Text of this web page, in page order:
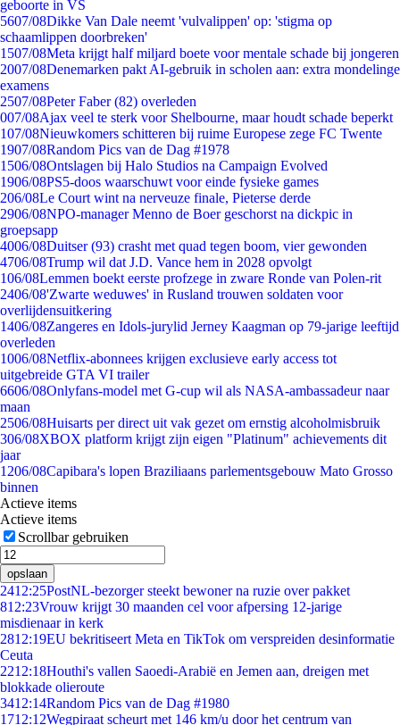
geboorte in VS
5607/08Dikke Van Dale neemt 'vulvalippen' op: 'stigma op
schaamlippen doorbreken'
1507/08Meta krijgt half miljard boete voor mentale schade bij jongeren
2007/08Denemarken pakt AI-gebruik in scholen aan: extra mondelinge
examens
2507/08Peter Faber (82) overleden
007/08Ajax veel te sterk voor Shelbourne, maar houdt schade beperkt
107/08Nieuwkomers schitteren bij ruime Europese zege FC Twente
1907/08Random Pics van de Dag #1978
1506/08Ontslagen bij Halo Studios na Campaign Evolved
1906/08PS5-doos waarschuwt voor einde fysieke games
206/08Le Court wint na nerveuze finale, Pieterse derde
2906/08NPO-manager Menno de Boer geschorst na dickpic in
groepsapp
4006/08Duitser (93) crasht met quad tegen boom, vier gewonden
4706/08Trump wil dat J.D. Vance hem in 2028 opvolgt
106/08Lemmen boekt eerste profzege in zware Ronde van Polen-rit
2406/08'Zwarte weduwes' in Rusland trouwen soldaten voor
overlijdensuitkering
1406/08Zangeres en Idols-jurylid Jerney Kaagman op 79-jarige leeftijd
overleden
1006/08Netflix-abonnees krijgen exclusieve early access tot
uitgebreide GTA VI trailer
6606/08Onlyfans-model met G-cup wil als NASA-ambassadeur naar
maan
2506/08Huisarts per direct uit vak gezet om ernstig alcoholmisbruik
306/08XBOX platform krijgt zijn eigen "Platinum" achievements dit
jaar
1206/08Capibara's lopen Braziliaans parlementsgebouw Mato Grosso
binnen
Actieve items
Actieve items
Scrollbar gebruiken
opslaan
2412:25PostNL-bezorger steekt bewoner na ruzie over pakket
812:23Vrouw krijgt 30 maanden cel voor afpersing 12-jarige
misdienaar in kerk
2812:19EU bekritiseert Meta en TikTok om verspreiden desinformatie
Ceuta
2212:18Houthi's vallen Saoedi-Arabië en Jemen aan, dreigen met
blokkade olieroute
3412:14Random Pics van de Dag #1980
1712:12Wegpiraat scheurt met 146 km/u door het centrum van